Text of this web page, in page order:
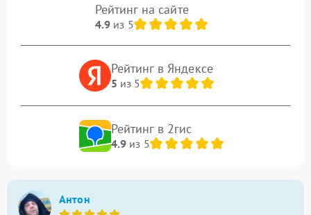
Рейтинг на сайте
4.9из 5
Рейтинг в Яндексе
5 из 5
Рейтинг в 2гис
4.9из 5
Антон